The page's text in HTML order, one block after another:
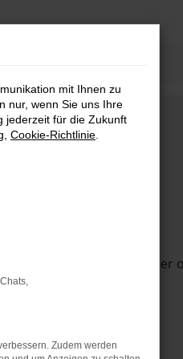
in einem anderen Browser
mit Ihnen zu
nur, wenn Sie uns Ihre
jederzeit für die Zukunft
Cookie-Richtlinie
Zudem werden